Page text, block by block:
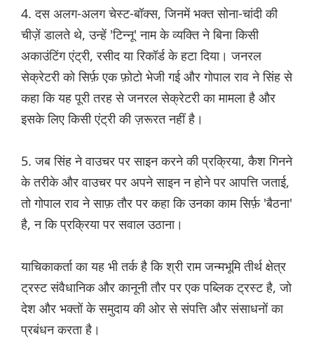
4. दस अलग-अलग चेस्ट-बॉक्स, जिनमें भक्त सोना-चांदी की
चीज़ें डालते थे, उन्हें 'टिन्नू' नाम के व्यक्ति ने बिना किसी
अकाउंटिंग एंट्री, रसीद या रिकॉर्ड के हटा दिया। जनरल
सेक्रेटरी को सिर्फ़ एक फ़ोटो भेजी गई और गोपाल राव ने सिंह से
कहा कि यह पूरी तरह से जनरल सेक्रेटरी का मामला है और
इसके लिए किसी एंट्री की ज़रूरत नहीं है।
5. जब सिंह ने वाउचर पर साइन करने की प्रक्रिया, कैश गिनने
के तरीके और वाउचर पर अपने साइन न होने पर आपत्ति जताई,
तो गोपाल राव ने साफ़ तौर पर कहा कि उनका काम सिर्फ़ 'बैठना'
है, न कि प्रक्रिया पर सवाल उठाना।
याचिकाकर्ता का यह भी तर्क है कि श्री राम जन्मभूमि तीर्थ क्षेत्र
ट्रस्ट संवैधानिक और कानूनी तौर पर एक पब्लिक ट्रस्ट है, जो
देश और भक्तों के समुदाय की ओर से संपत्ति और संसाधनों का
प्रबंधन करता है।